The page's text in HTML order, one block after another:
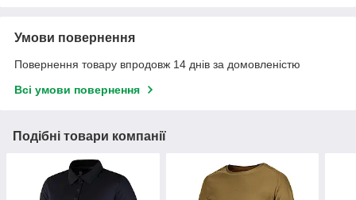
Умови повернення
Повернення товару впродовж 14 днів за домовленістю
Всі умови повернення
Подібні товари компанії